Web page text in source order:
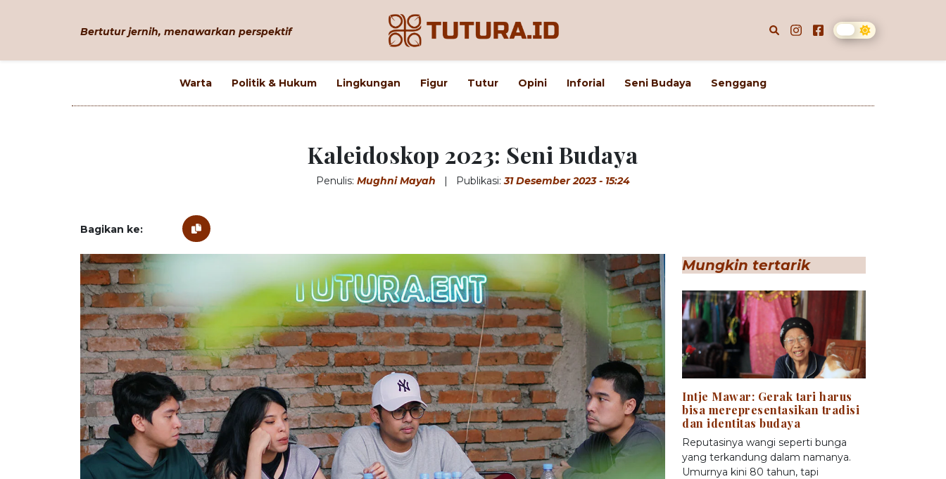
Bertutur jernih, menawarkan perspektif
Warta Politik & Hukum Lingkungan Figur Tutur Opini Inforial Seni Budaya Senggang
Kaleidoskop 2023: Seni Budaya
Penulis: Mughni Mayah | Publikasi:31 Desember 2023 - 15:24
Bagikan ke:
Mungkin tertarik
Intje Mawar: Gerak tari harus
bisa merepresentasikan tradisi
dan identitas budaya
Reputasinya wangi seperti bunga
yang terkandung dalam namanya.
Umurnya kini 80 tahun, tapi